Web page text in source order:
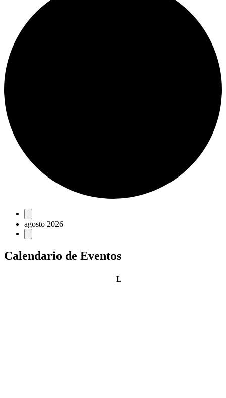
Eventos
agosto 2026
Calendario de Eventos
Llunes